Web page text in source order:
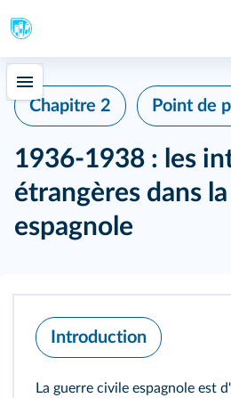
Chapitre 2 Point de
1936-1938 : les
étrangères dans
espagnole
Introduction
La guerre civile espagnole est